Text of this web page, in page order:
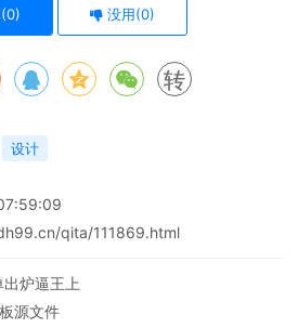
0) 没用(0)
转
设计
qita/111869.html
炉逼王上
源文件